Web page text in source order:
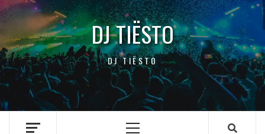
DJ TIËSTO
DJ TIËSTO
Primary